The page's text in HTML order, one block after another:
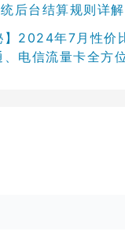
后台结算规则详解
】2024年7月性价
电信流量卡全方